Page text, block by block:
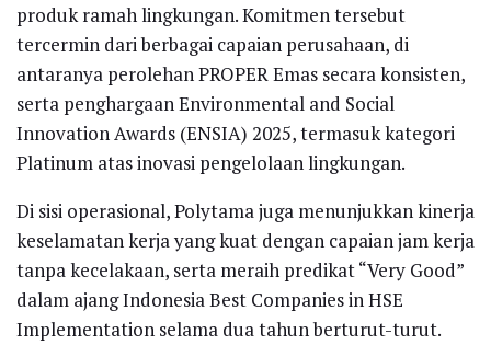
produk ramah lingkungan. Komitmen tersebut
tercermin dari berbagai capaian perusahaan, di
antaranya perolehan PROPER Emas secara konsisten,
serta penghargaan Environmental and Social
Innovation Awards (ENSIA) 2025, termasuk kategori
Platinum atas inovasi pengelolaan lingkungan.
Di sisi operasional, Polytama juga menunjukkan kinerja
keselamatan kerja yang kuat dengan capaian jam kerja
tanpa kecelakaan, serta meraih predikat “Very Good”
dalam ajang Indonesia Best Companies in HSE
Implementation selama dua tahun berturut-turut.